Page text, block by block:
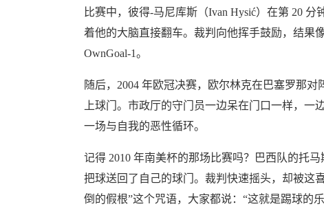
比赛中，彼得-马尼库斯（Ivan Hysić）在第 20
着他的大脑直接翻车。裁判向他挥手鼓励，结果
OwnGoal-1。
随后，2004 年欧冠决赛，欧尔林克在巴塞罗那
上球门。市政厅的守门员一边呆在门口一样，
一场与自我的恶性循环。
记得 2010 年南美杯的那场比赛吗？巴西队的托
把球送回了自己的球门。裁判快速摇头，却被这
倒的假根”这个咒语，大家都说：“这就是踢球的